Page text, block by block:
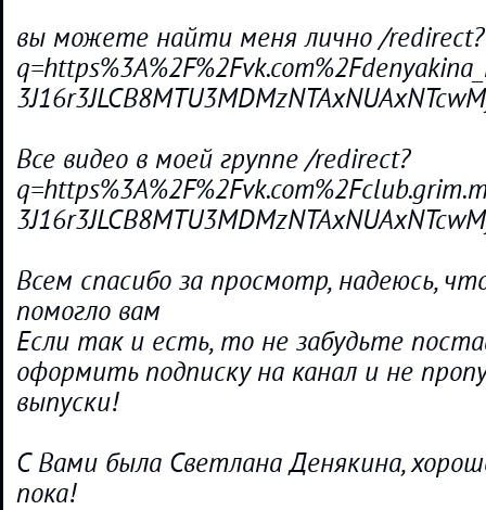
вы можете найти меня лично /redirect?
Все видео в моей группе /redirect?
Всем спасибо за просмотр, надеюсь,
помогло вам
Если так и есть, то не забудьте
оформить подписку на канал и не
выпуски!
С Вами была Светлана Денякина,
пока!